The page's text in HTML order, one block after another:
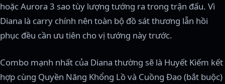
hoặc Aurora 3 sao tùy lượng tướng ra trong trận đấu. Vì
Diana là carry chính nên toàn bộ đồ sát thương lẫn hồi
phục đều cần ưu tiên cho vị tướng này trước.
Combo mạnh nhất của Diana thường sẽ là Huyết Kiếm kết
hợp cùng Quyền Năng Khổng Lồ và Cuồng Đao (bắt buộc)